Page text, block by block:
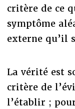
critère de ce
symptôme
externe qu’il
La vérité est
critère de
l’établir ;